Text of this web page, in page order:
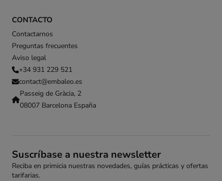
CONTACTO
Contactarnos
Preguntas frecuentes
Aviso legal
+34 931 229 521
contact@embaleo.es
Passeig de Gràcia, 2
08007 Barcelona España
Suscríbase a nuestra newsletter
Reciba en primicia nuestras novedades, guías prácticas y ofertas
tarifarias.